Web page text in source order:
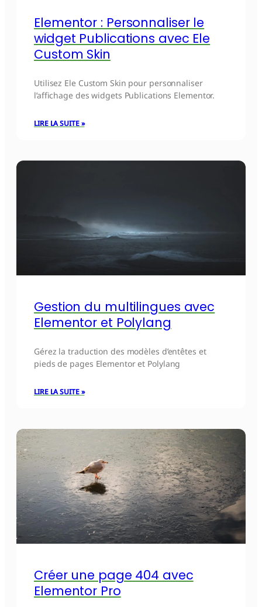
Elementor : Personnaliser le
widget Publications avec Ele
Custom Skin
Utilisez Ele Custom Skin pour personnaliser
l’affichage des widgets Publications Elementor.
LIRE LA SUITE »
Gestion du multilingues avec
Elementor et Polylang
Gérez la traduction des modèles d’entêtes et
pieds de pages Elementor et Polylang
LIRE LA SUITE »
Créer une page 404 avec
Elementor Pro